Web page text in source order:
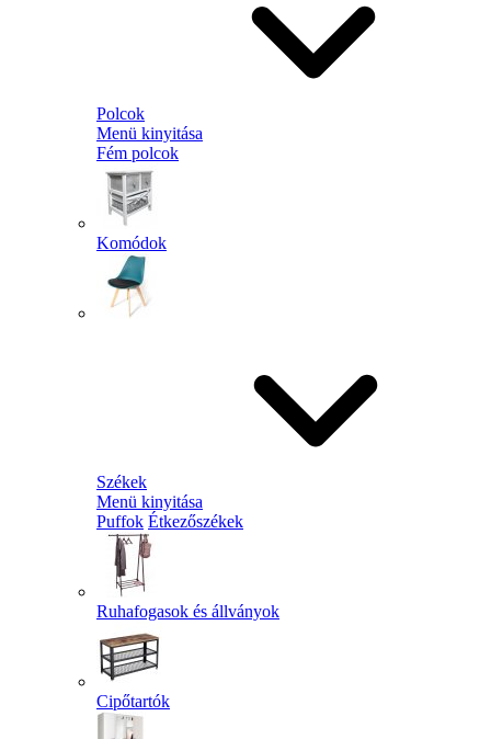
Polcok
Menü kinyitása
Fém polcok
Komódok
Székek
Menü kinyitása
Puffok Étkezőszékek
Ruhafogasok és állványok
Cipőtartók